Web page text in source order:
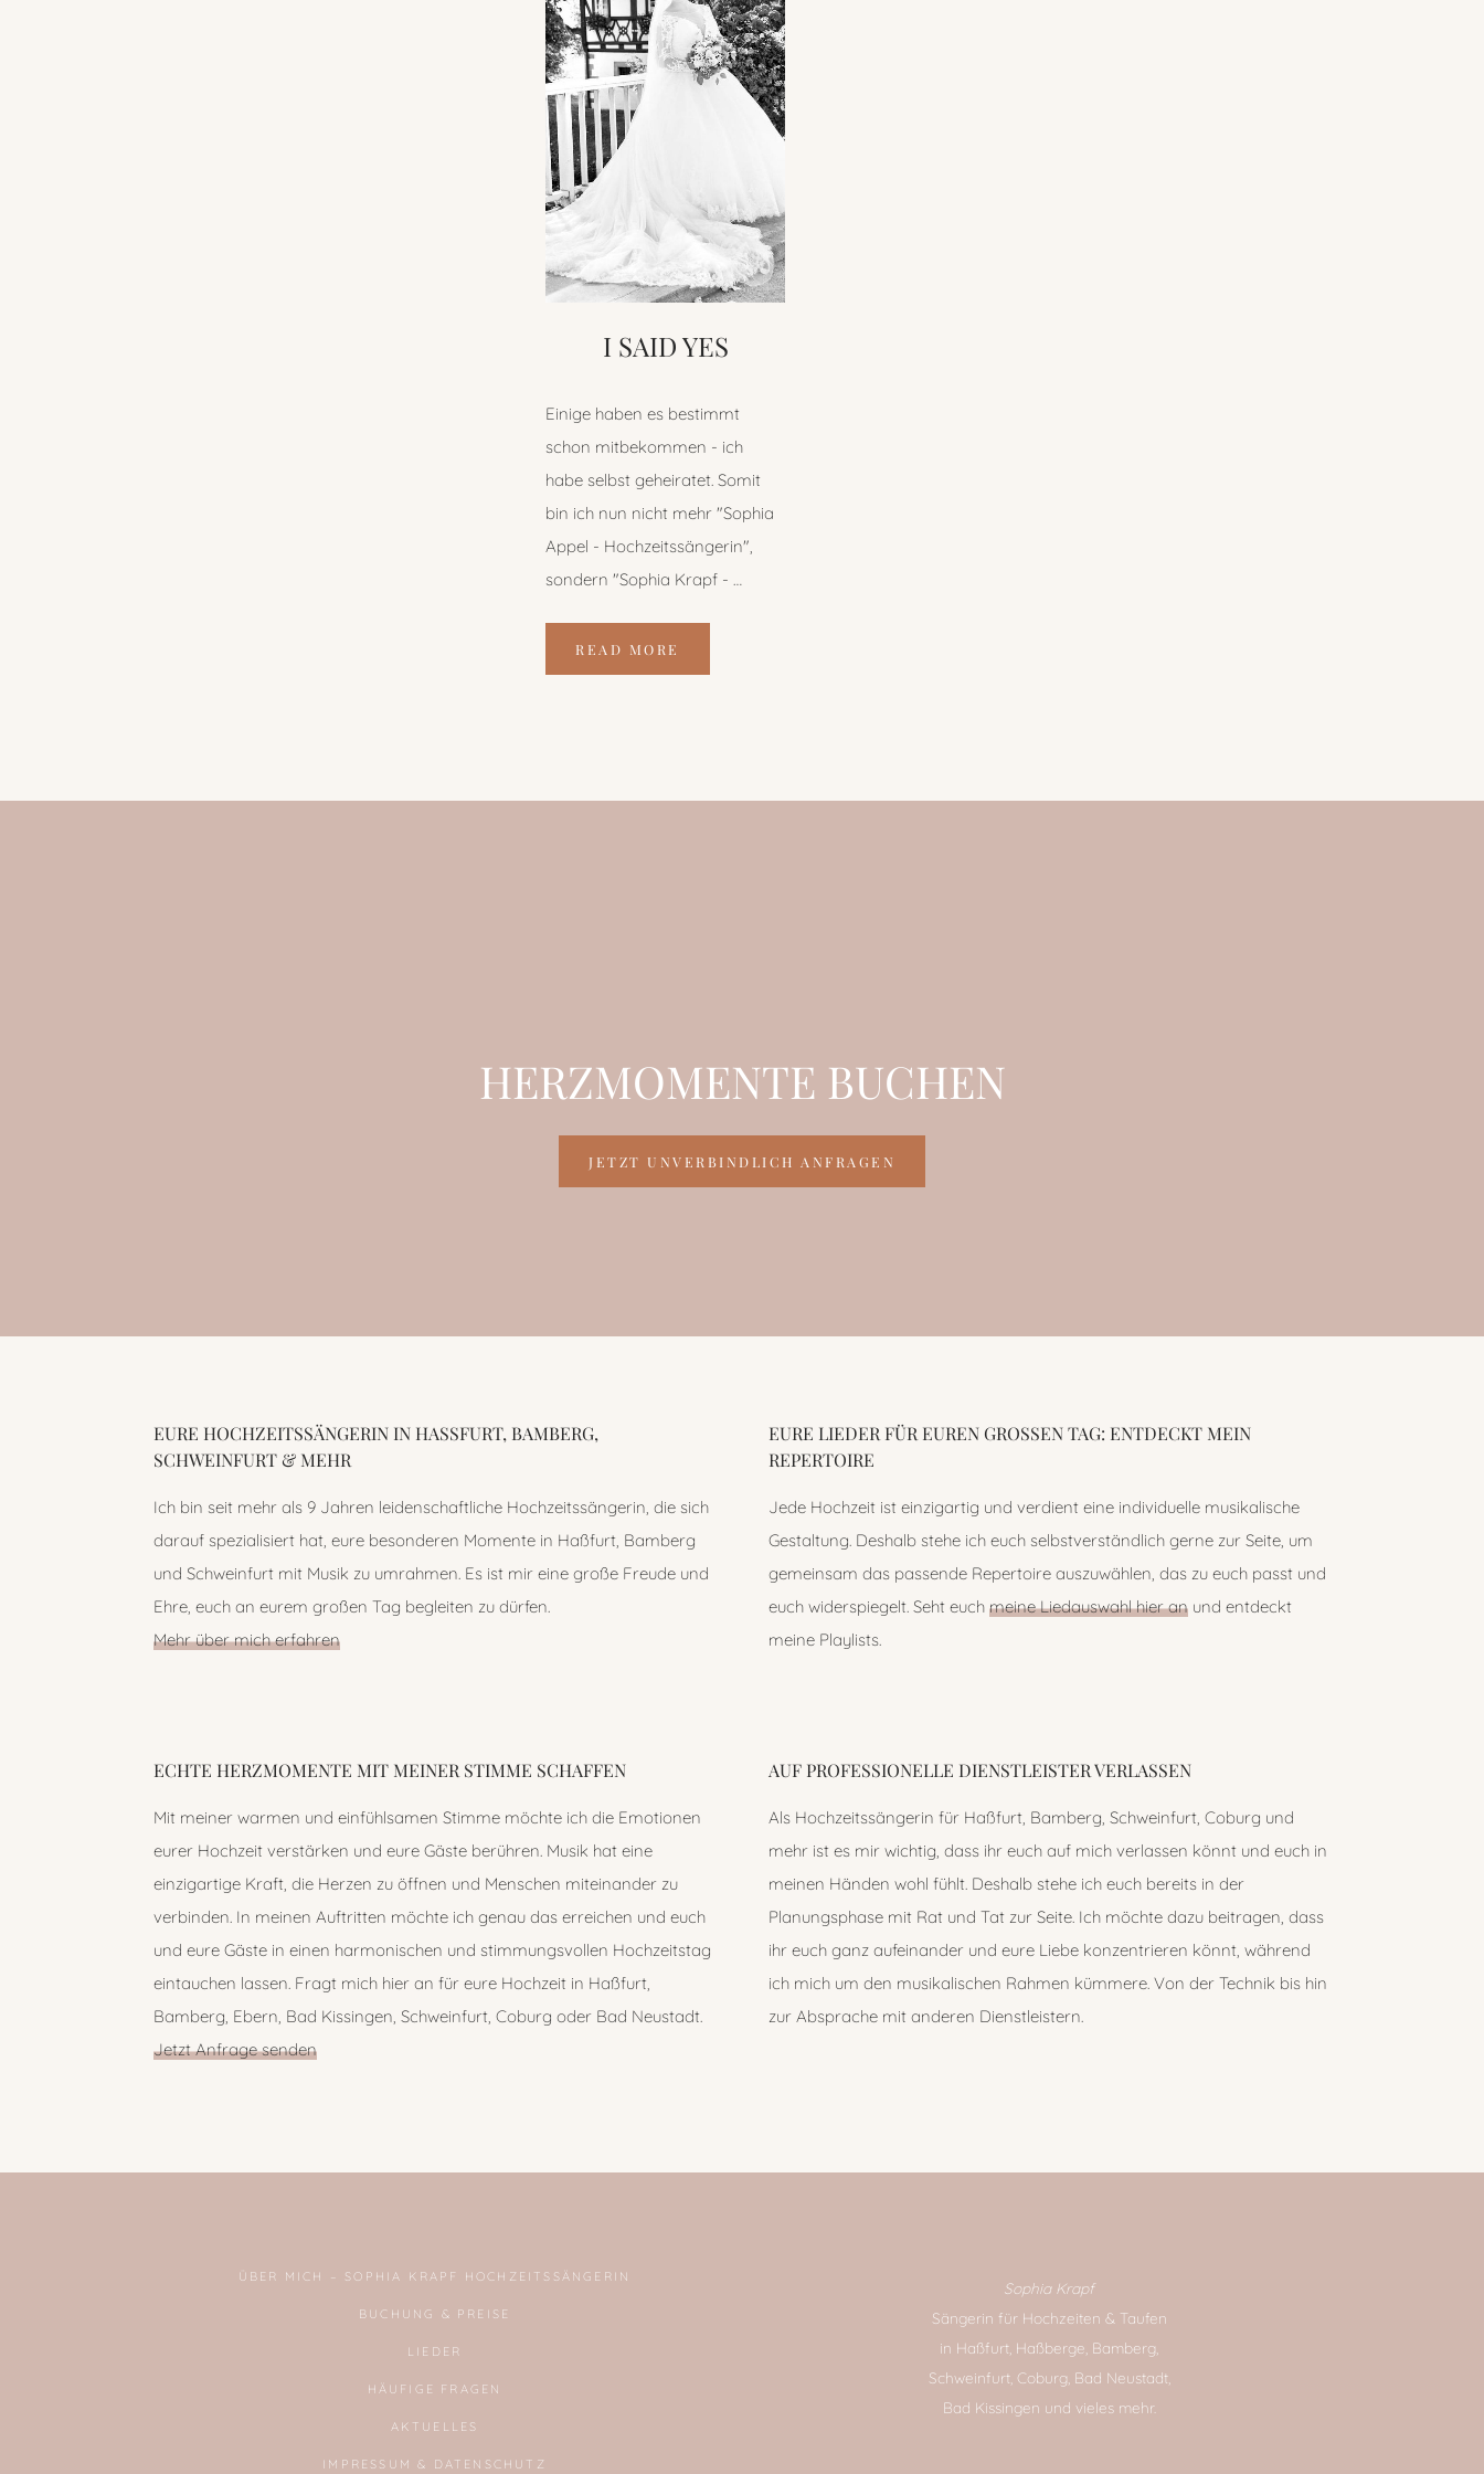
I SAID YES
Einige haben es bestimmt
schon mitbekommen - ich
habe selbst geheiratet. Somit
bin ich nun nicht mehr "Sophia
Appel - Hochzeitssängerin",
sondern "Sophia Krapf - …
READ MORE
HERZMOMENTE BUCHEN
JETZT UNVERBINDLICH ANFRAGEN
EURE HOCHZEITSSÄNGERIN IN HASSFURT, BAMBERG, S
CHWEINFURT & MEHR
Ich bin seit mehr als 9 Jahren leidenschaftliche Hochzeitssängerin, die sich
darauf spezialisiert hat, eure besonderen Momente in Haßfurt, Bamberg
und Schweinfurt mit Musik zu umrahmen. Es ist mir eine große Freude und
Ehre, euch an eurem großen Tag begleiten zu dürfen.
Mehr über mich erfahren
EURE LIEDER FÜR EUREN GROSSEN TAG: ENTDECKT MEIN R
EPERTOIRE
Jede Hochzeit ist einzigartig und verdient eine individuelle musikalische
Gestaltung. Deshalb stehe ich euch selbstverständlich gerne zur Seite, um
gemeinsam das passende Repertoire auszuwählen, das zu euch passt und
euch widerspiegelt. Seht euch meine Liedauswahl hier an und entdeckt
meine Playlists.
ECHTE HERZMOMENTE MIT MEINER STIMME SCHAFFEN
Mit meiner warmen und einfühlsamen Stimme möchte ich die Emotionen
eurer Hochzeit verstärken und eure Gäste berühren. Musik hat eine
einzigartige Kraft, die Herzen zu öffnen und Menschen miteinander zu
verbinden. In meinen Auftritten möchte ich genau das erreichen und euch
und eure Gäste in einen harmonischen und stimmungsvollen Hochzeitstag
eintauchen lassen. Fragt mich hier an für eure Hochzeit in Haßfurt,
Bamberg, Ebern, Bad Kissingen, Schweinfurt, Coburg oder Bad Neustadt.
Jetzt Anfrage senden
AUF PROFESSIONELLE DIENSTLEISTER VERLASSEN
Als Hochzeitssängerin für Haßfurt, Bamberg, Schweinfurt, Coburg und
mehr ist es mir wichtig, dass ihr euch auf mich verlassen könnt und euch in
meinen Händen wohl fühlt. Deshalb stehe ich euch bereits in der
Planungsphase mit Rat und Tat zur Seite. Ich möchte dazu beitragen, dass
ihr euch ganz aufeinander und eure Liebe konzentrieren könnt, während
ich mich um den musikalischen Rahmen kümmere. Von der Technik bis hin
zur Absprache mit anderen Dienstleistern.
FOOTERÜBER MICH – SOPHIA KRAPF HOCHZEITSSÄNGERIN
BUCHUNG & PREISE
LIEDER
HÄUFIGE FRAGEN
AKTUELLES
IMPRESSUM & DATENSCHUTZ
Sophia Krapf
Sängerin für Hochzeiten & Taufen
in Haßfurt, Haßberge, Bamberg,
Schweinfurt, Coburg, Bad Neustadt,
Bad Kissingen und vieles mehr.